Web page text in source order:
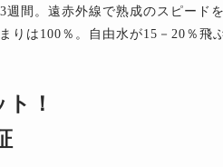
間。遠赤外線で熟成のスピードを
りは100％。自由水が15－20％飛
！